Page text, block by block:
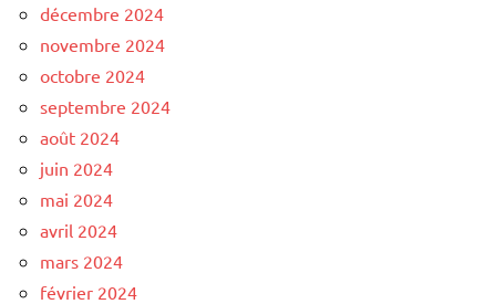
décembre 2024
novembre 2024
octobre 2024
septembre 2024
août 2024
juin 2024
mai 2024
avril 2024
mars 2024
février 2024